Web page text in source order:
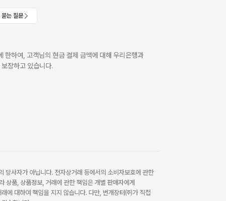
묻는 질문
한하여, 고객님의 현금 결제 금액에 대해 우리은행과
장하고 있습니다.
당사자가 아닙니다. 전자상거래 등에서의 소비자보호에 관한
상품, 상품정보, 거래에 관한 책임은 개별 판매자에게
에 대하여 책임을 지지 않습니다. 다만, 번개장터㈜가 직접